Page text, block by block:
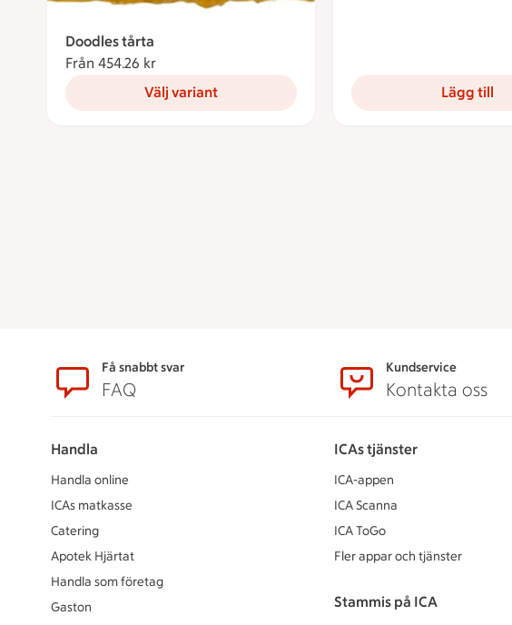
Doodles tårta
Från 454.26 kr
Välj variant
Lägg till
SidfotFå snabbt svar
FAQ
Kundservice
Kontakta oss
Handla
Handla online
ICAs matkasse
Catering
Apotek Hjärtat
Handla som företag
Gaston
ICAs tjänster
ICA-appen
ICA Scanna
ICA ToGo
Fler appar och tjänster
Stammis på ICA